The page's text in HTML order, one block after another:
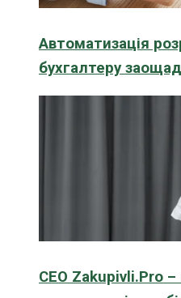
Автоматизація
бухгалтеру
CEO Zakupivli.Pro